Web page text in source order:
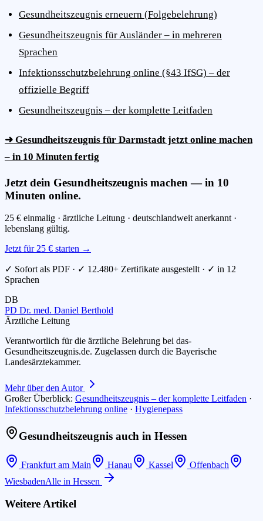
Gesundheitszeugnis erneuern (Folgebelehrung)
Gesundheitszeugnis für Ausländer – in mehreren
Sprachen
Infektionsschutzbelehrung online (§43 IfSG) – der
offizielle Begriff
Gesundheitszeugnis – der komplette Leitfaden
➜ Gesundheitszeugnis für Darmstadt jetzt online machen
– in 10 Minuten fertig
Jetzt dein Gesundheitszeugnis machen — in 10
Minuten online.
25 € einmalig · ärztliche Leitung · deutschlandweit anerkannt ·
lebenslang gültig.
Jetzt für 25 € starten →
✓ Sofort als PDF · ✓ 12.480+ Zertifikate ausgestellt · ✓ in 12
Sprachen
DB
PD Dr. med. Daniel Berthold
Ärztliche Leitung
Verantwortlich für die ärztliche Belehrung bei das-
Gesundheitszeugnis.de. Zugelassen durch die Bayerische
Landesärztekammer.
Mehr über den Autor
Großer Überblick: Gesundheitszeugnis – der komplette Leitfaden ·
Infektionsschutzbelehrung online · Hygienepass
Gesundheitszeugnis auch in Hessen
Frankfurt am Main Hanau Kassel
Offenbach
WiesbadenAlle in Hessen
Weitere Artikel